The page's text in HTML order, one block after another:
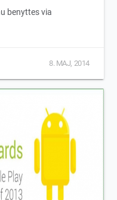
benyttes via
8. MAJ, 2014